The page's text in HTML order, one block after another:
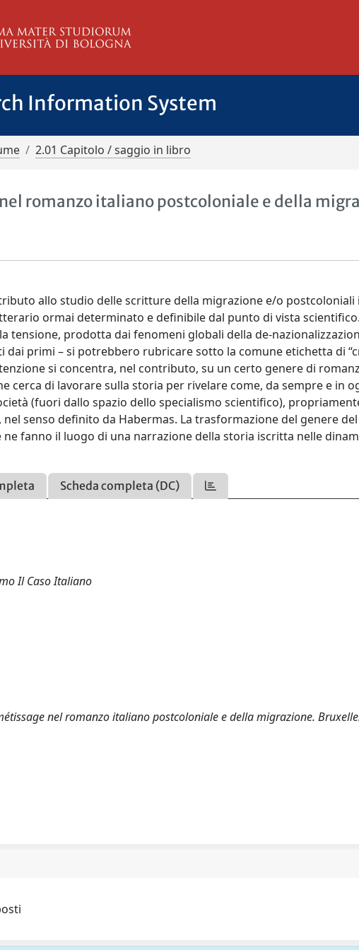
Information System
2.01 Capitolo / saggio in libro
romanzo italiano postcoloniale e della
allo studio delle scritture della migrazione e/o postcoloniali
ormai determinato e definibile dal punto di vista
tensione, prodotta dai fenomeni globali della de-
dai primi – si potrebbero rubricare sotto la comune etichetta di
si concentra, nel contributo, su un certo genere di
cerca di lavorare sulla storia per rivelare come, da sempre e in
(fuori dallo spazio dello specialismo scientifico),
nel senso definito da Habermas. La trasformazione del genere
fanno il luogo di una narrazione della storia iscritta nelle
Scheda completa (DC)
Il Caso Italiano
nel romanzo italiano postcoloniale e della migrazione.